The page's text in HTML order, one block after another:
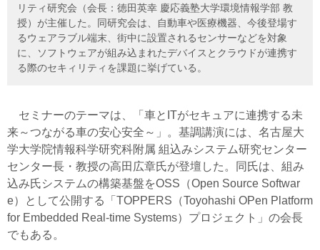
リティ研究会（会長：徳田英幸 慶応義塾大学環境情報学部 教
授）が主催した。同研究会は、自動車や医療機器、今後登場す
るウェアラブル端末、街中に設置されるセンサーなどを対象
に、ソフトウェアが組み込まれたデバイスとクラウドが連携す
る際のセキィリティを課題に挙げている。
セミナーのテーマは、「車とITがセキュアに連携する未
来～つながる車の安心安全～」。基調講演には、名古屋大
学大学院情報科学研究科附属 組込みシステム研究センター
センター長・教授の高田広章氏が登壇した。同氏は、組み
込み氏システムの構築基盤をOSS（Open Source Softwar
e）として公開する「TOPPERS（Toyohashi OPen Platform
for Embedded Real-time Systems）プロジェクト」の会長
でもある。